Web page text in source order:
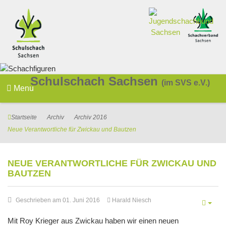
Schulschach Sachsen (im SVS e.V.)
Menu
Startseite Archiv
Archiv 2016
Neue Verantwortliche für Zwickau und Bautzen
NEUE VERANTWORTLICHE FÜR ZWICKAU UND
BAUTZEN
Geschrieben am 01. Juni 2016 Harald Niesch
Mit Roy Krieger aus Zwickau haben wir einen neuen